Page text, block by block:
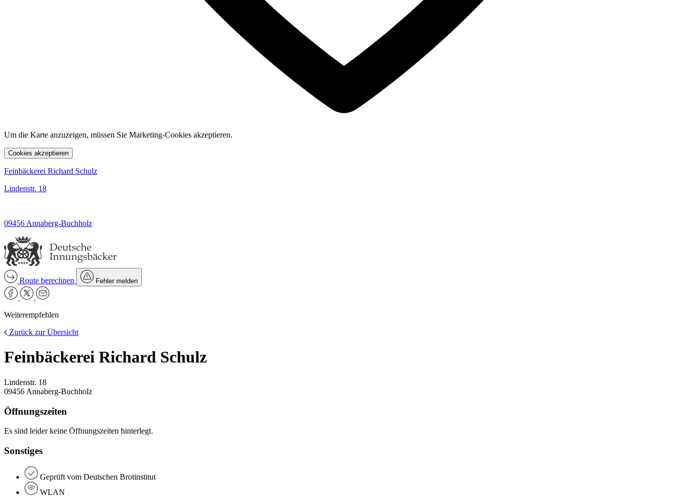
Um die Karte anzuzeigen, müssen Sie Marketing-Cookies akzeptieren.
Cookies akzeptieren
Feinbäckerei Richard Schulz
Lindenstr. 18
09456 Annaberg-Buchholz
Route berechnen Fehler melden
Weiterempfehlen
Zurück zur Übersicht
Feinbäckerei Richard Schulz
Lindenstr. 18
09456 Annaberg-Buchholz
Öffnungszeiten
Es sind leider keine Öffnungszeiten hinterlegt.
Sonstiges
Geprüft vom Deutschen Brotinstitut
WLAN